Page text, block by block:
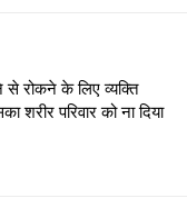
से रोकने के लिए व्यक्ति
शरीर परिवार को ना दिया